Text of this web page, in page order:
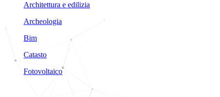
Architettura e edilizia
Archeologia
Bim
Catasto
Fotovoltaico